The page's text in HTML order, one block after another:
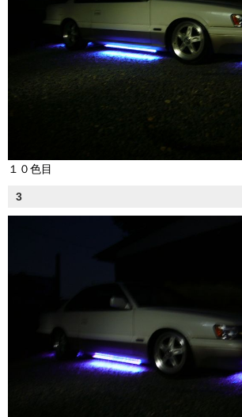
１０色目
3